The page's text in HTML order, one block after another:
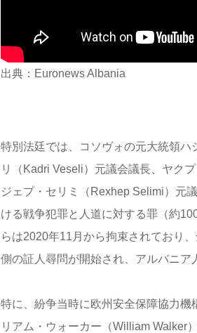
出典：Euronews Albania
特別法廷では、コソヴォの元大統領
リ（Kadri Veseli）元議会議長、ヤク
ジェプ・セリミ（Rexhep Selimi）元
ける戦争犯罪と人道に対する罪（約
らは2020年11月から拘束されており
側の証人尋問が開始され、アルバニア
特に、紛争当時に欧州安全保障協力
リアム・ウォーカー（William Walker